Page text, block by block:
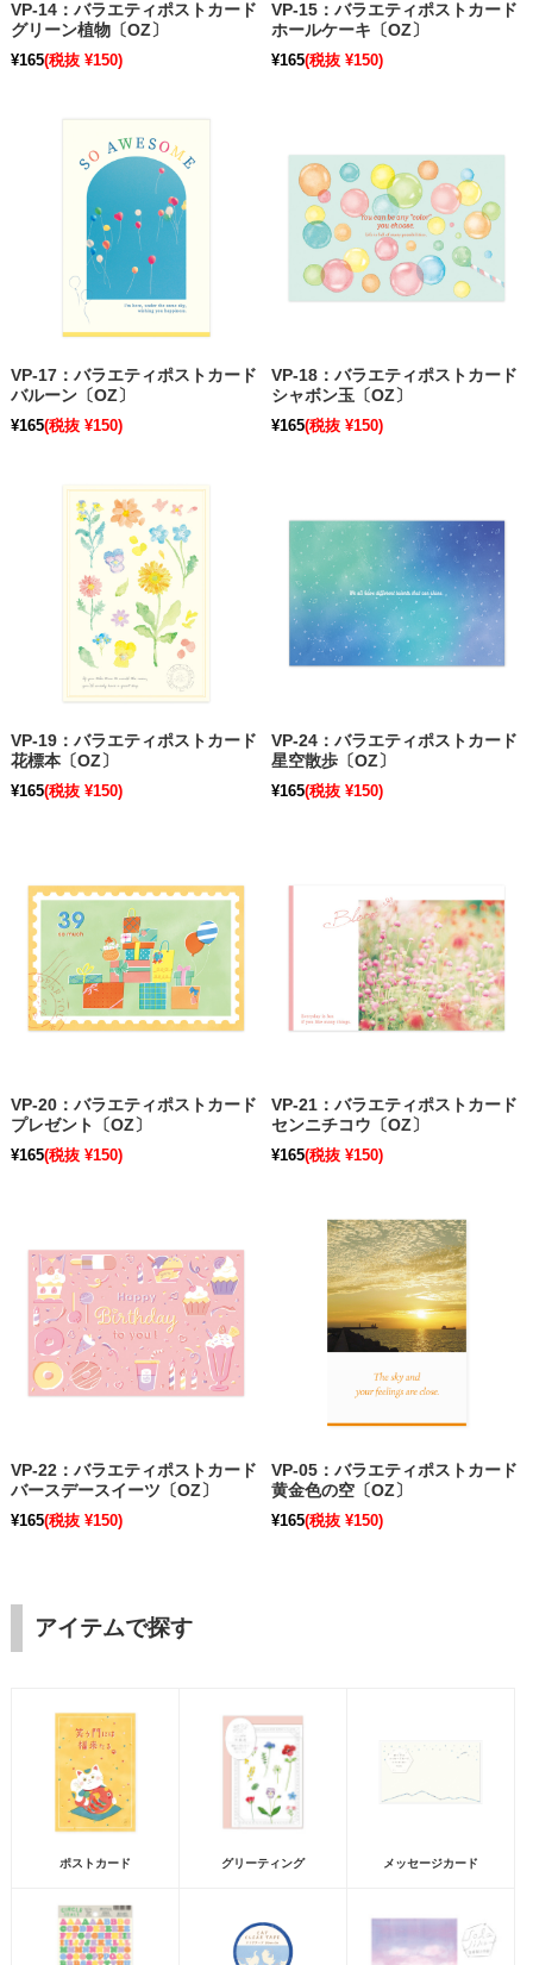
VP-14：バラエティポストカード
グリーン植物〔OZ〕
¥165(税抜 ¥150)
VP-15：バラエティポストカード
ホールケーキ〔OZ〕
¥165(税抜 ¥150)
VP-17：バラエティポストカード
バルーン〔OZ〕
¥165(税抜 ¥150)
VP-18：バラエティポストカード
シャボン玉〔OZ〕
¥165(税抜 ¥150)
VP-19：バラエティポストカード
花標本〔OZ〕
¥165(税抜 ¥150)
VP-24：バラエティポストカード
星空散歩〔OZ〕
¥165(税抜 ¥150)
VP-20：バラエティポストカード
プレゼント〔OZ〕
¥165(税抜 ¥150)
VP-21：バラエティポストカード
センニチコウ〔OZ〕
¥165(税抜 ¥150)
VP-22：バラエティポストカード
バースデースイーツ〔OZ〕
¥165(税抜 ¥150)
VP-05：バラエティポストカード
黄金色の空〔OZ〕
¥165(税抜 ¥150)
アイテムで探す
ポストカード グリーティング メッセージカード